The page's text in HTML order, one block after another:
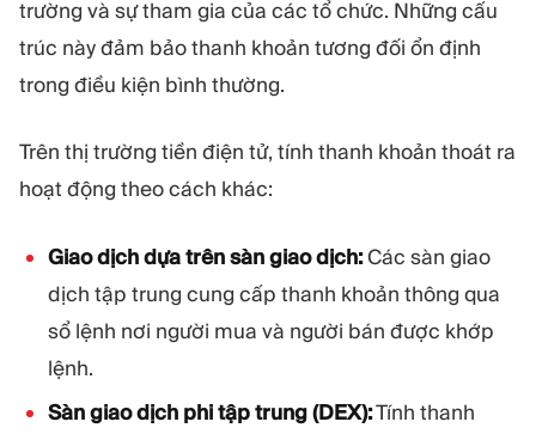
trường và sự tham gia của các tổ chức. Những cấu
trúc này đảm bảo thanh khoản tương đối ổn định
trong điều kiện bình thường.
Trên thị trường tiền điện tử, tính thanh khoản thoát ra
hoạt động theo cách khác:
Giao dịch dựa trên sàn giao dịch:Các sàn giao
dịch tập trung cung cấp thanh khoản thông qua
sổ lệnh nơi người mua và người bán được khớp
lệnh.
Sàn giao dịch phi tập trung (DEX):Tính thanh